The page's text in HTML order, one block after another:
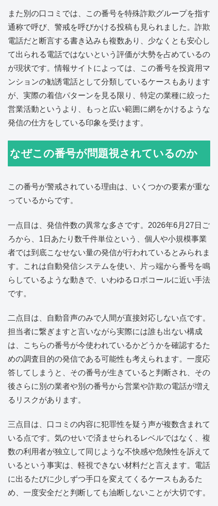
また別の口コミでは、この番号を特殊詐欺グループを指す
通称で呼び、警戒を呼びかける投稿も見られました。詐欺
電話だと断言する書き込みも複数あり、少なくとも安心し
て出られる電話ではないという評価が大勢を占めているの
が現状です。情報サイトによっては、この番号を投資用マ
ンションの勧誘電話として分類しているケースもあります
が、実際の着信パターンを見る限り、特定の業種に絞った
営業活動というより、もっと広い範囲に網をかけるような
発信の仕方をしている印象を受けます。
なぜこの番号が問題視されているのか
この番号が警戒されている理由は、いくつかの要素が重な
っているからです。
一点目は、発信件数の異常な多さです。2026年6月27日ご
ろから、1日あたり数千件単位という、個人や小規模事業
者では到底こなせない量の発信が行われているとみられま
す。これは自動発信システムを使い、片っ端から番号を鳴
らしているような動きで、いわゆるロボコールに近い手法
です。
二点目は、自動音声のみで人間が直接対応しない点です。
担当者に繋ぎますと言いながら実際には誰も出ない構成
は、こちらの番号が今使われているかどうかを確認するた
めの調査目的の発信である可能性も考えられます。一度応
答してしまうと、その番号が生きていると判断され、その
後さらに別の業者や別の番号から営業や詐欺の電話が増え
るリスクがあります。
三点目は、口コミの内容に犯罪性を疑う声が複数含まれて
いる点です。気のせいで済ませられるレベルではなく、複
数の利用者が独立して同じような不快感や危険性を訴えて
いるという事実は、軽視できない材料だと言えます。電話
に出るたびに少しずつ手口を変えてくるケースもあるた
め、一度安全だと判断しても油断しないことが大切です。